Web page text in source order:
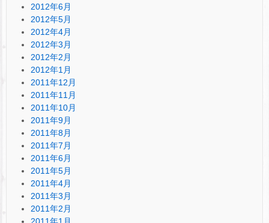
2012年6月
2012年5月
2012年4月
2012年3月
2012年2月
2012年1月
2011年12月
2011年11月
2011年10月
2011年9月
2011年8月
2011年7月
2011年6月
2011年5月
2011年4月
2011年3月
2011年2月
2011年1月